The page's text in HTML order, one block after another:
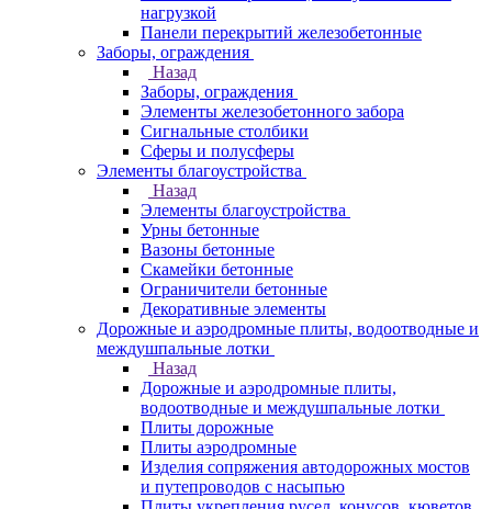
нагрузкой
Панели перекрытий железобетонные
Заборы, ограждения
Назад
Заборы, ограждения
Элементы железобетонного забора
Сигнальные столбики
Сферы и полусферы
Элементы благоустройства
Назад
Элементы благоустройства
Урны бетонные
Вазоны бетонные
Скамейки бетонные
Ограничители бетонные
Декоративные элементы
Дорожные и аэродромные плиты, водоотводные и
междушпальные лотки
Назад
Дорожные и аэродромные плиты,
водоотводные и междушпальные лотки
Плиты дорожные
Плиты аэродромные
Изделия сопряжения автодорожных мостов
и путепроводов с насыпью